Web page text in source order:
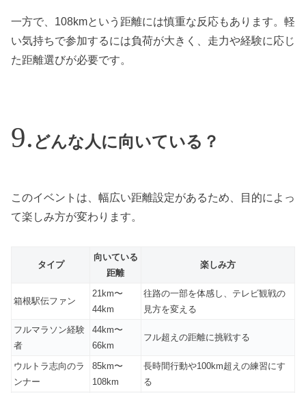
一方で、108kmという距離には慎重な反応もあります。軽
い気持ちで参加するには負荷が大きく、走力や経験に応じ
た距離選びが必要です。
どんな人に向いている？
このイベントは、幅広い距離設定があるため、目的によっ
て楽しみ方が変わります。
タイプ
向いている
距離
楽しみ方
箱根駅伝ファン
21km〜
44km
往路の一部を体感し、テレビ観戦の
見方を変える
フルマラソン経験
者
44km〜
66km
フル超えの距離に挑戦する
ウルトラ志向のラ
ンナー
85km〜
108km
長時間行動や100km超えの練習にす
る